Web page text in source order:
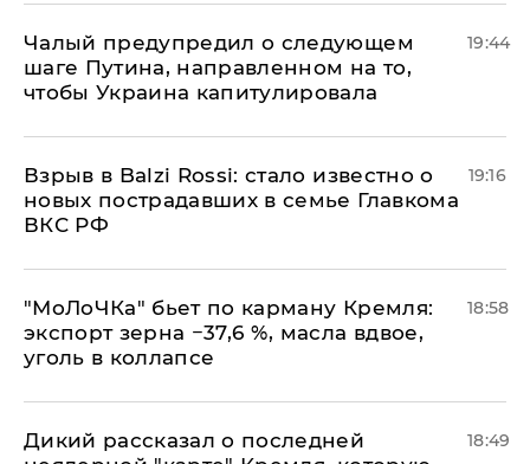
Чалый предупредил о следующем
шаге Путина, направленном на то,
чтобы Украина капитулировала
19:44
Взрыв в Balzi Rossi: стало известно о
новых пострадавших в семье Главкома
ВКС РФ
19:16
​"МоЛоЧКа" бьет по карману Кремля:
экспорт зерна −37,6 %, масла вдвое,
уголь в коллапсе
18:58
Дикий рассказал о последней
18:49